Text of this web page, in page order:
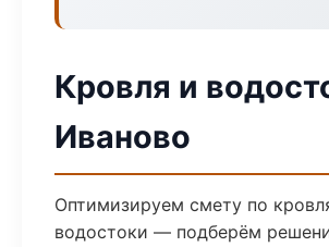
Кровля и
Иваново
Оптимизируем смету по
водостоки — подберём